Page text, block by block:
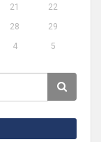
21
22
28
29
4 5